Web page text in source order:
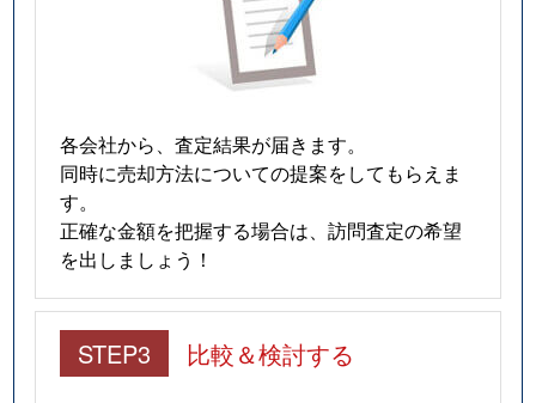
各会社から、査定結果が届きます。
同時に売却方法についての提案をしてもらえま
す。
正確な金額を把握する場合は、訪問査定の希望
を出しましょう！
STEP3 比較＆検討する